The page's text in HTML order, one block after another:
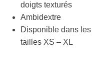
doigts texturés
Ambidextre
Disponible dans les
tailles XS – XL